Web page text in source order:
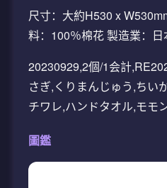
尺寸：大約H530 x
料：100％棉花 製造業：日
20230929,2個/1会計
さぎ,くりまんじゅう,ちい
チワレ,ハンドタオル,モモ
圖鑑